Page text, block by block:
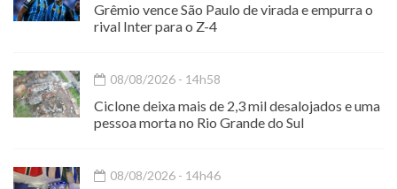
Grêmio vence São Paulo de virada e empurra o
rival Inter para o Z-4
08/08/2026 - 14h58
Ciclone deixa mais de 2,3 mil desalojados e uma
pessoa morta no Rio Grande do Sul
08/08/2026 - 14h46